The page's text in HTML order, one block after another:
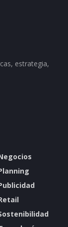
estrategia,